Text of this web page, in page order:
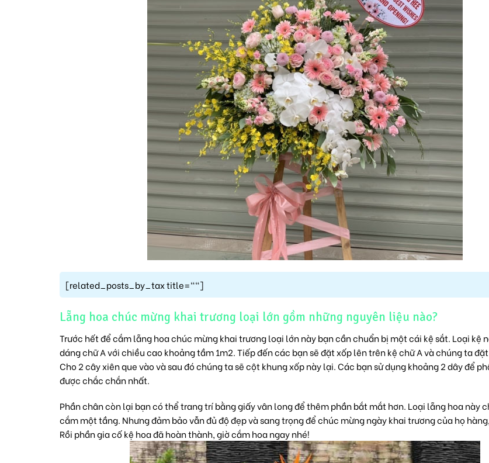
[related_posts_by_tax title=""]
Lẵng hoa chúc mừng khai trương loại lớn gồm những nguyên liệu nào?
Trước hết để cắm lẵnghoa chúc mừng khai trươngloại lớn này bạn cần chuẩn bị một cái kệ sắt. Loại kệ
dáng chữ A với chiều cao khoảng tầm 1m2. Tiếp đến các bạn sẽ đặt xốp lên trên kệ chữ A và chúng ta
Cho 2 cây xiên que vào và sau đó chúng ta sẽ cột khung xốp này lại. Các bạn sử dụng khoảng 2 dây để
được chắc chắn nhất.
Phần chân còn lại bạn có thể trang trí bằng giấy vân long để thêm phần bắt mắt hơn. Loại lẵng hoa này
cắm một tầng. Nhưng đảm bảo vẫn đủ độ đẹp và sang trọng để chúc mừng ngày khai trương của họ
Rồi phần gia cố kệ hoa đã hoàn thành, giờ cắm hoa ngay nhé!